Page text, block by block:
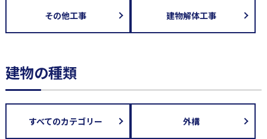
その他工事 建物解体工事
建物の種類
すべてのカテゴリー 外構